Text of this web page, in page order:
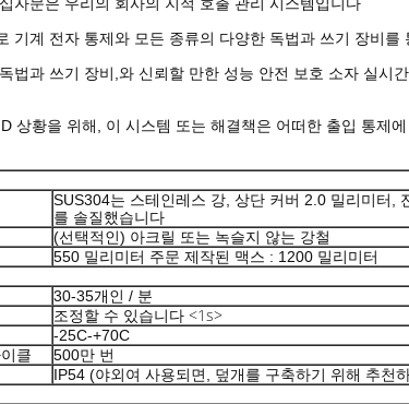
기계 전자 통제와 모든 종류의 다양한 독법과 쓰기 장비를
법과 쓰기 장비,와 신뢰할 만한 성능 안전 보호 소자 실
상황을 위해, 이 시스템 또는 해결책은 어떠한 출입 통제
SUS304는 스테인레스 강, 상단 커버 2.0 밀리미터,
를 솔질했습니다
(선택적인) 아크릴 또는 녹슬지 않는 강철
550 밀리미터 주문 제작된 맥스 : 1200 밀리미터
30-35개인 / 분
조정할 수 있습니다 <1s>
-25C-+70C
클
500만 번
IP54 (야외여 사용되면, 덮개를 구축하기 위해 추천